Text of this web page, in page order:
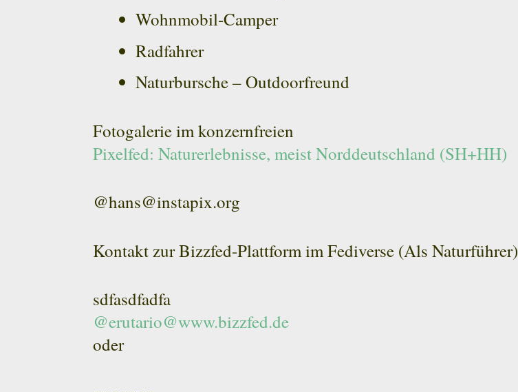
Wohnmobil-Camper
Radfahrer
Naturbursche – Outdoorfreund
Fotogalerie im konzernfreien
Pixelfed: Naturerlebnisse, meist Norddeutschland (SH+HH)
@hans@instapix.org
Kontakt zur Bizzfed-Plattform im Fediverse (Als Naturführer)
sdfasdfadfa
@erutario@www.bizzfed.de
oder